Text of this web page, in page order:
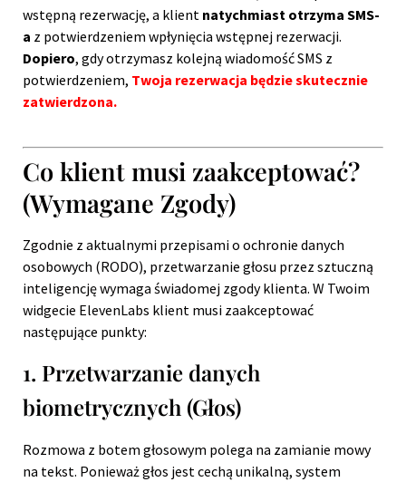
wstępną rezerwację, a klient natychmiast otrzyma SMS-
a z potwierdzeniem wpłynięcia wstępnej rezerwacji.
Dopiero, gdy otrzymasz kolejną wiadomość SMS z
potwierdzeniem, Twoja rezerwacja będzie skutecznie
zatwierdzona.
Co klient musi zaakceptować?
(Wymagane Zgody)
Zgodnie z aktualnymi przepisami o ochronie danych
osobowych (RODO), przetwarzanie głosu przez sztuczną
inteligencję wymaga świadomej zgody klienta. W Twoim
widgecie ElevenLabs klient musi zaakceptować
następujące punkty:
1. Przetwarzanie danych
biometrycznych (Głos)
Rozmowa z botem głosowym polega na zamianie mowy
na tekst. Ponieważ głos jest cechą unikalną, system